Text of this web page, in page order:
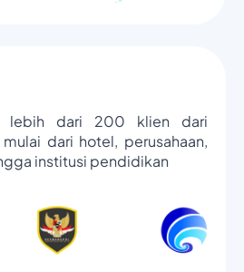
lebih dari 200 klien dari
dari hotel, perusahaan,
institusi pendidikan